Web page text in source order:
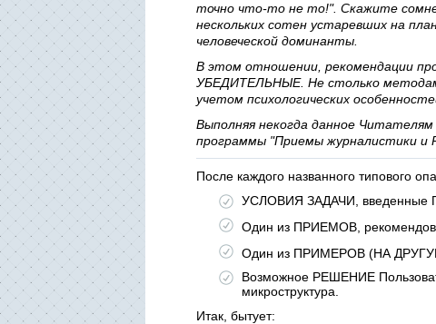
точно что-то не то!". Скажите
нескольких сотен устаревших на
человеческой доминанты.
В этом отношении, рекомендации
УБЕДИТЕЛЬНЫЕ. Не столько
учетом психологических
Выполняя некогда данное
программы "Приемы журналистики и
После каждого названного типового
УСЛОВИЯ ЗАДАЧИ, введенные
Один из ПРИЕМОВ,
Один из ПРИМЕРОВ (НА
Возможное РЕШЕНИЕ
микроструктура.
Итак, бытует: